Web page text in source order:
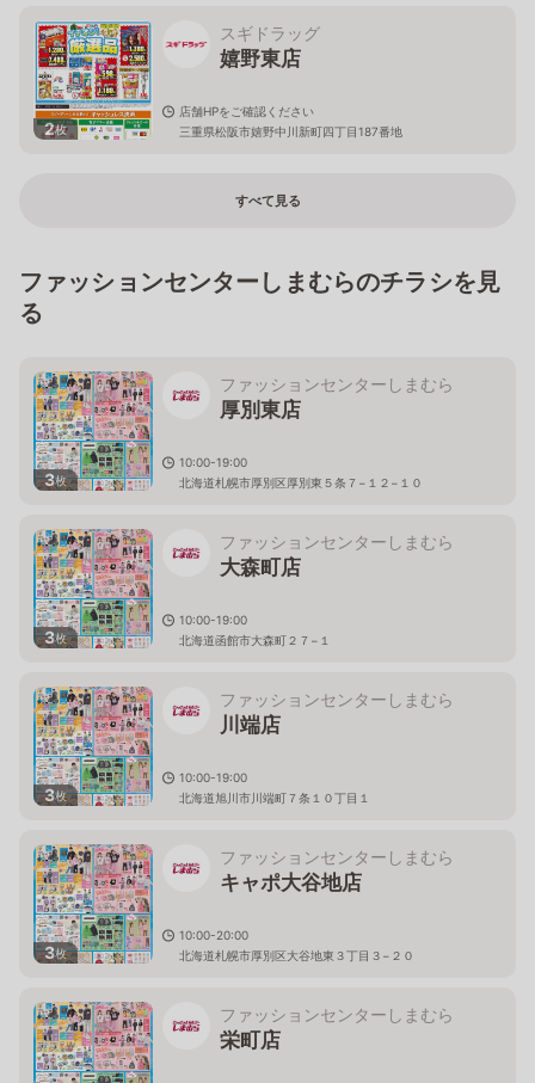
2枚
スギドラッグ
嬉野東店
店舗HPをご確認ください
三重県松阪市嬉野中川新町四丁目187番地
すべて見る
ファッションセンターしまむらのチラシを見
る
3枚
ファッションセンターしまむら
厚別東店
10:00-19:00
北海道札幌市厚別区厚別東５条７−１２−１０
3枚
ファッションセンターしまむら
大森町店
10:00-19:00
北海道函館市大森町２７−１
3枚
ファッションセンターしまむら
川端店
10:00-19:00
北海道旭川市川端町７条１０丁目１
3枚
ファッションセンターしまむら
キャポ大谷地店
10:00-20:00
北海道札幌市厚別区大谷地東３丁目３−２０
ファッションセンターしまむら
栄町店